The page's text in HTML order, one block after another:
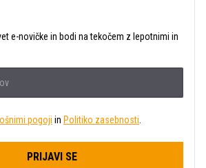
e-novičke in bodi na tekočem z lepotnimi in
pogoji in Politiko zasebnosti
PRIJAVI SE